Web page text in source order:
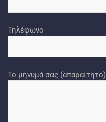
Τηλέφωνο
Το μήνυμά σας (απαραίτητο)